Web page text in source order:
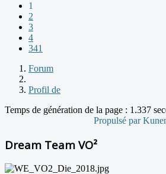
1
2
3
4
341
Forum
Profil de
Temps de génération de la page : 1.337
Propulsé par
Dream Team VO²